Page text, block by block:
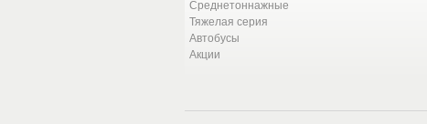
Среднетоннажные
Тяжелая серия
Автобусы
Акции